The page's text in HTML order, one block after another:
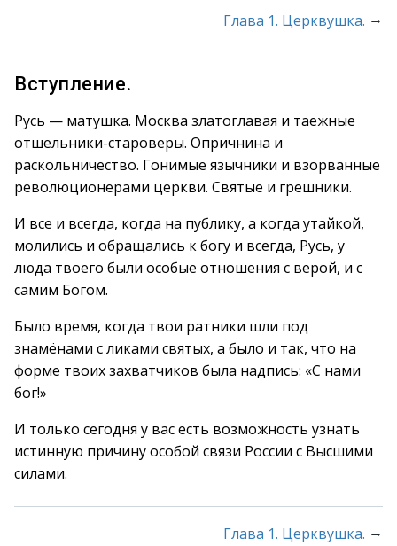
Глава 1. Церквушка. →
Вступление.
Русь — матушка. Москва златоглавая и таежные
отшельники-староверы. Опричнина и
раскольничество. Гонимые язычники и взорванные
революционерами церкви. Святые и грешники.
И все и всегда, когда на публику, а когда утайкой,
молились и обращались к богу и всегда, Русь, у
люда твоего были особые отношения с верой, и с
самим Богом.
Было время, когда твои ратники шли под
знамёнами с ликами святых, а было и так, что на
форме твоих захватчиков была надпись: «С нами
бог!»
И только сегодня у вас есть возможность узнать
истинную причину особой связи России с Высшими
силами.
Глава 1. Церквушка. →